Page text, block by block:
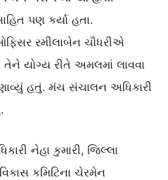
પણ કર્યા હતા.
રમીલાબેન ચૌધરીએ
તેને યોગ્ય રીતે અમલમાં લાવવા
હતું. મંચ સંચાલન અધિકારી
નેહા કુમારી, જિલ્લા
કમિટિના ચેરમેન